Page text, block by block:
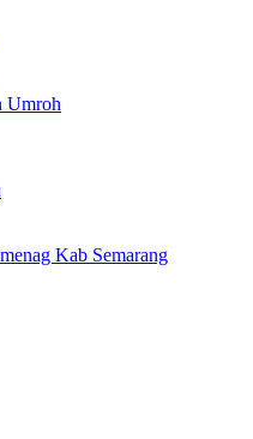
Umroh
Kab Semarang